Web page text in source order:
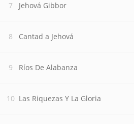
Jehová Gibbor
Cantad a Jehová
Ríos De Alabanza
Las Riquezas Y La Gloria